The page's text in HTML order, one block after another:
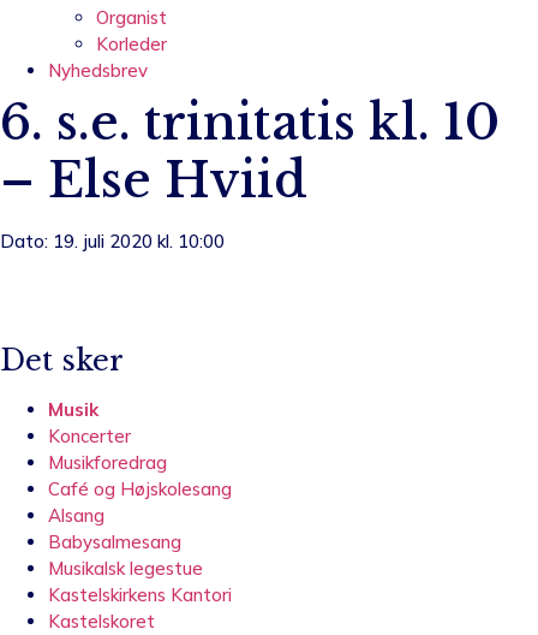
Organist
Korleder
Nyhedsbrev
6. s.e. trinitatis kl. 10
– Else Hviid
Dato: 19. juli 2020 kl. 10:00
Det sker
Musik
Koncerter
Musikforedrag
Café og Højskolesang
Alsang
Babysalmesang
Musikalsk legestue
Kastelskirkens Kantori
Kastelskoret